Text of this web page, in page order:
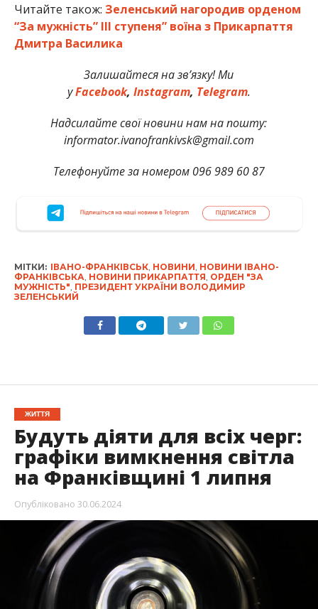
Читайте також: Зеленський нагородив орденом
“За мужність” III ступеня” воїна з Прикарпаття
Дмитра Василика
Залишайтеся на зв’язку! Ми
уFacebook, Instagram, Telegram.
Надсилайте свої новини нам на пошту:
informator.ivanofrankivsk@gmail.com
Телефонуйте за номером 096 989 60 87
МІТКИ: ІВАНО-ФРАНКІВСЬК, НОВИНИ, НОВИНИ ІВАНО-
ФРАНКІВСЬКА, НОВИНИ ПРИКАРПАТТЯ, ОРДЕН "ЗА
МУЖНІСТЬ", ПРЕЗИДЕНТ УКРАЇНИ ВОЛОДИМИР
ЗЕЛЕНСЬКИЙ
ЖИТТЯ
Будуть діяти для всіх черг:
графіки вимкнення світла
на Франківщині 1 липня
Опубліковано 30.06.2024